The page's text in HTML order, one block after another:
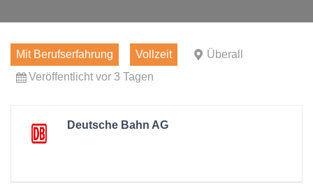
Mit Berufserfahrung Vollzeit
Überall
Veröffentlicht vor 3 Tagen
Deutsche Bahn AG